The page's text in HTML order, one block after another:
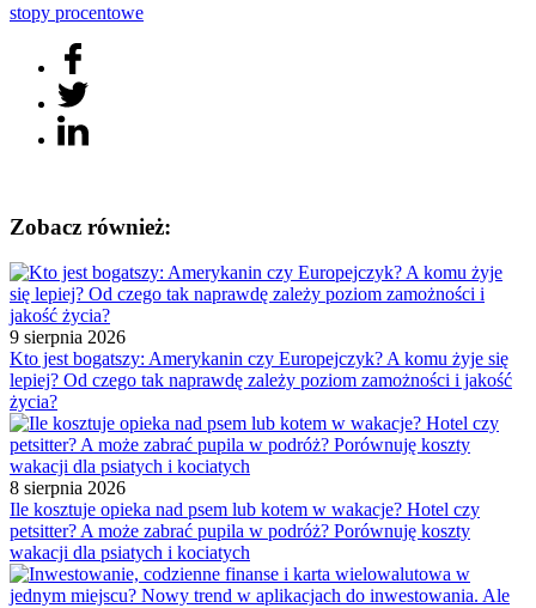
stopy procentowe
Zobacz również:
9 sierpnia 2026
Kto jest bogatszy: Amerykanin czy Europejczyk? A komu żyje się
lepiej? Od czego tak naprawdę zależy poziom zamożności i jakość
życia?
8 sierpnia 2026
Ile kosztuje opieka nad psem lub kotem w wakacje? Hotel czy
petsitter? A może zabrać pupila w podróż? Porównuję koszty
wakacji dla psiatych i kociatych